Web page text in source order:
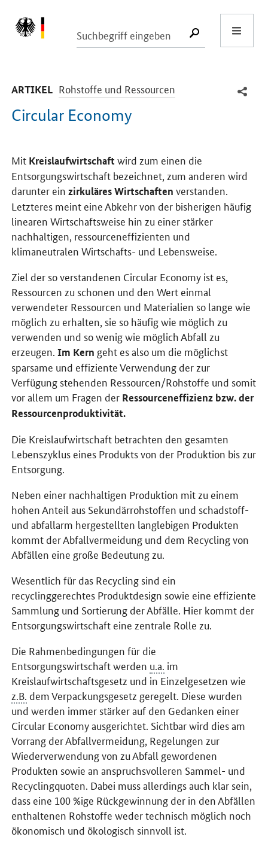
SUCHE
ARTIKEL -
Rohstoffe und Ressourcen
Circular Economy
Mit Kreislaufwirtschaft wird zum einen die
Entsorgungswirtschaft bezeichnet, zum anderen wird
darunter einzirkuläres Wirtschaften verstanden.
Letzteres meint eine Abkehr von der bisherigen häufig
linearen Wirtschaftsweise hin zu einer stärker
nachhaltigen, ressourceneffizienten und
klimaneutralen Wirtschafts- und Lebensweise.
Ziel der so verstandenen Circular Economy ist es,
Ressourcen zu schonen und den Wert einmal
verwendeter Ressourcen und Materialien so lange wie
möglich zu erhalten, sie so häufig wie möglich zu
verwenden und so wenig wie möglich Abfall zu
erzeugen. Im Kern geht es also um die möglichst
sparsame und effiziente Verwendung der zur
Verfügung stehenden Ressourcen/Rohstoffe und somit
vor allem um Fragen der Ressourceneffizienz bzw.der
Ressourcenproduktivität.
Die Kreislaufwirtschaft betrachten den gesamten
Lebenszyklus eines Produkts von der Produktion bis zur
Entsorgung.
Neben einer nachhaltigen Produktion mit zu einem
hohen Anteil aus Sekundärrohstoffen und schadstoff-
und abfallarm hergestellten langlebigen Produkten
kommt der Abfallvermeidung und dem Recyclingvon
Abfällen eine große Bedeutung zu.
Wesentlich für das Recycling sind ein
recyclinggerechtes Produktdesign sowie eine effiziente
Sammlung und Sortierung der Abfälle. Hier kommt der
Entsorgungswirtschaft eine zentrale Rolle zu.
Die Rahmenbedingungen für die
Entsorgungswirtschaft werden u.a. im
Kreislaufwirtschaftsgesetz und in Einzelgesetzen wie
z.B. dem Verpackungsgesetz geregelt. Diese wurden
und werden immer stärker auf den Gedanken einer
Circular Economy ausgerichtet. Sichtbar wird dies am
Vorrang der Abfallvermeidung, Regelungen zur
Wiederverwendung von zu Abfall gewordenen
Produkten sowie an anspruchsvolleren Sammel- und
Recyclingquoten. Dabei muss allerdings auch klar sein,
dass eine 100 %ige Rückgewinnung der in den Abfällen
enthaltenen Rohstoffe weder technisch möglich noch
ökonomisch und ökologisch sinnvoll ist.